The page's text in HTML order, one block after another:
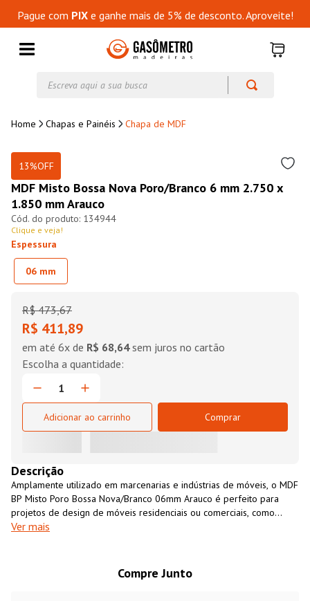
Pague com PIXe ganhe mais de 5% de desconto. Aproveite!
Chapas e Painéis Chapa de MDF
13%OFF
MDF Misto Bossa Nova Poro/Branco 6 mm 2.750 x
1.850 mm Arauco
134944
Clique e veja!
Espessura
06 mm
R$ 473,67
R$ 411,89
em até 6x de R$ 68,64sem juros no cartão
Adicionar ao carrinho Comprar
Descrição
Amplamente utilizado em marcenarias e indústrias de móveis, o MDF
BP Misto Poro Bossa Nova/Branco 06mm Arauco é perfeito para
projetos de design de móveis residenciais ou comerciais, como
armários de cozinha, closets, revestimento de paredes, entre outros.
Arauco é uma opção ecologicamente sustentável, fabricado 100%
com madeira de florestas cultivadas para essa finalidade.
Ver mais
Compre Junto